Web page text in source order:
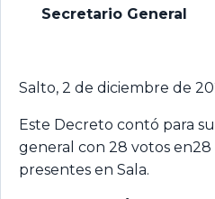
Secretario General
Salto, 2 de diciembre de
Este Decreto contó para
general con 28 votos en28
presentes en Sala.